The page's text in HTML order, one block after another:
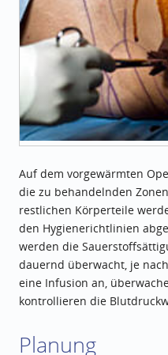
Auf dem vorgewärmten
die zu behandelnden
restlichen Körperteile
den Hygienerichtlinien
werden die
dauernd überwacht, je
eine Infusion an,
kontrollieren die
Planung